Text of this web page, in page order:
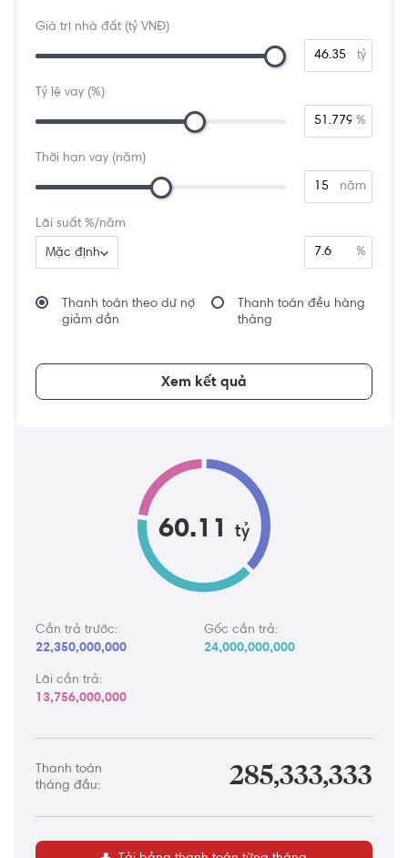
Giá trị nhà đất (tỷ VNĐ)
tỷ
Tỷ lệ vay (%)
%
Thời hạn vay (năm)
năm
Lãi suất %/năm
Mặc định %
Thanh toán theo dư nợ
giảm dần
Thanh toán đều hàng
tháng
Xem kết quả
60.11 tỷ
Cần trả trước:
22,350,000,000
Gốc cần trả:
24,000,000,000
Lãi cần trả:
13,756,000,000
Thanh toán
tháng đầu:
285,333,333